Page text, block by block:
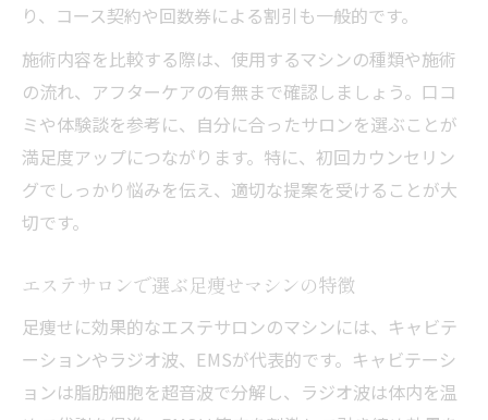
り、コース契約や回数券による割引も一般的です。
施術内容を比較する際は、使用するマシンの種類や施術
の流れ、アフターケアの有無まで確認しましょう。口コ
ミや体験談を参考に、自分に合ったサロンを選ぶことが
満足度アップにつながります。特に、初回カウンセリン
グでしっかり悩みを伝え、適切な提案を受けることが大
切です。
エステサロンで選ぶ足痩せマシンの特徴
足痩せに効果的なエステサロンのマシンには、キャビテ
ーションやラジオ波、EMSが代表的です。キャビテーシ
ョンは脂肪細胞を超音波で分解し、ラジオ波は体内を温